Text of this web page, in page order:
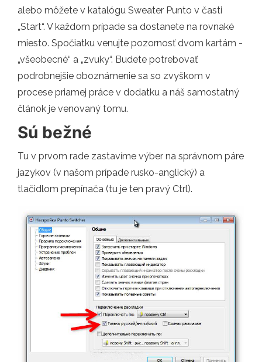
alebo môžete v katalógu Sweater Punto v časti
„Start“. V každom prípade sa dostanete na rovnaké
miesto. Spočiatku venujte pozornosť dvom kartám -
„všeobecné“ a „zvuky“. Budete potrebovať
podrobnejšie oboznámenie sa so zvyškom v
procese priamej práce v dodatku a náš samostatný
článok je venovaný tomu.
Sú bežné
Tu v prvom rade zastavíme výber na správnom páre
jazykov (v našom prípade rusko-anglický) a
tlačidlom prepínača (tu je ten pravý Ctrl).